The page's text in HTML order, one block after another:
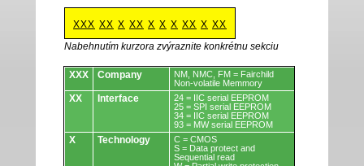
XXX XX X XX X X X XX X XX
Nabehnutím kurzora zvýraznite konkrétnu sekciu
Obvody.
XXX Company
NM, NMC, FM = Fairchild
Non-volatile Memmory
XX Interface
24 = IIC serial EEPROM
25 = SPI serial EEPROM
34 = IIC serial EEPROM
93 = MW serial EEPROM
X Technology
C = CMOS
S = Data protect and
Sequential read